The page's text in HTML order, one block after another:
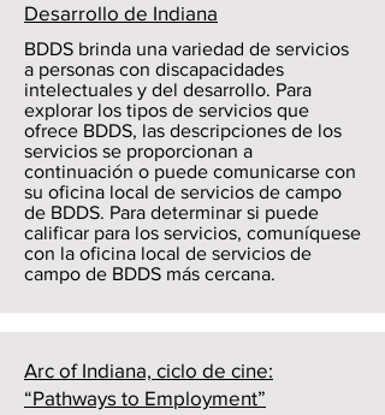
Desarrollo de Indiana
BDDS brinda una variedad de servicios
a personas con discapacidades
intelectuales y del desarrollo. Para
explorar los tipos de servicios que
ofrece BDDS, las descripciones de los
servicios se proporcionan a
continuación o puede comunicarse con
su oficina local de servicios de campo
de BDDS. Para determinar si puede
calificar para los servicios, comuníquese
con la oficina local de servicios de
campo de BDDS más cercana.
Arc of Indiana, ciclo de cine:
“Pathways to Employment”